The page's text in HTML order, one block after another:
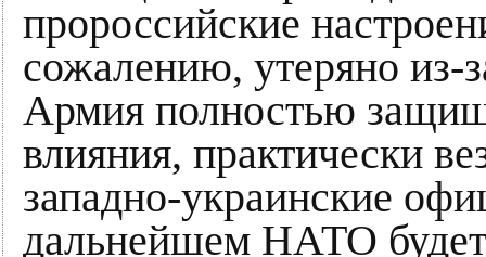
пророссийские
сожалению, утеряно из-
Армия полностью
влияния, практически
западно-украинские
дальнейшем НАТО